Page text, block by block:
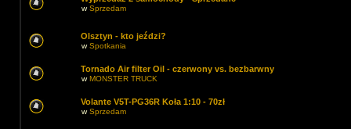
wSprzedam
Olsztyn - kto jeździ?
wSpotkania
Tornado Air filter Oil - czerwony vs. bezbarwny
wMONSTER TRUCK
Volante V5T-PG36R Koła 1:10 - 70zł
wSprzedam